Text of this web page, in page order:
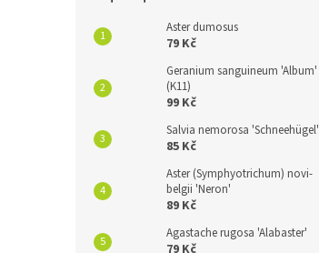
Aster dumosus
79 Kč
Geranium sanguineum 'Album'
(K11)
99 Kč
Salvia nemorosa 'Schneehügel'
85 Kč
Aster (Symphyotrichum) novi-
belgii 'Neron'
89 Kč
Agastache rugosa 'Alabaster'
79 Kč